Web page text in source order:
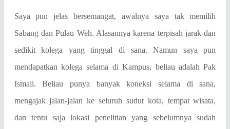
Saya pun jelas bersemangat, awalnya saya tak memilih
Sabang dan Pulau Weh. Alasannya karena terpisah jarak dan
sedikit kolega yang tinggal di sana. Namun saya pun
mendapatkan kolega selama di Kampus, beliau adalah Pak
Ismail. Beliau punya banyak koneksi selama di sana,
mengajak jalan-jalan ke seluruh sudut kota, tempat wisata,
dan tentu saja lokasi penelitian yang sebelumnya sudah